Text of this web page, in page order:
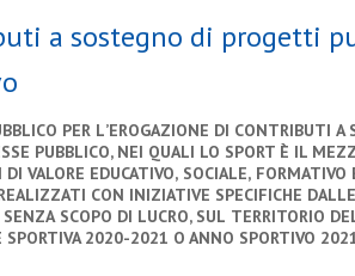
a sostegno di progetti
PER L’EROGAZIONE DI CONTRIBUTI A
PUBBLICO, NEI QUALI LO SPORT È IL
DI VALORE EDUCATIVO, SOCIALE, FORMATIVO
CON INIZIATIVE SPECIFICHE DALLE
SENZA SCOPO DI LUCRO, SUL TERRITORIO
SPORTIVA 2020-2021 O ANNO SPORTIVO